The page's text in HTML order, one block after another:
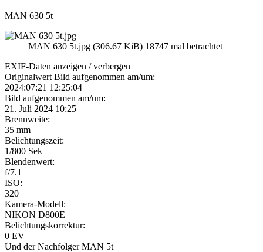
MAN 630 5t
MAN 630 5t.jpg (306.67 KiB) 18747 mal betrachtet
EXIF-Daten anzeigen / verbergen
Originalwert Bild aufgenommen am/um:
2024:07:21 12:25:04
Bild aufgenommen am/um:
21. Juli 2024 10:25
Brennweite:
35 mm
Belichtungszeit:
1/800 Sek
Blendenwert:
f/7.1
ISO:
320
Kamera-Modell:
NIKON D800E
Belichtungskorrektur:
0 EV
Und der Nachfolger MAN 5t